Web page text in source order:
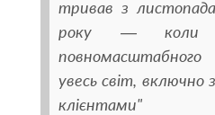
тривав з
року — коли
увесь світ,
клієнтами"